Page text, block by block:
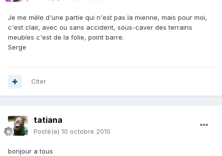
Je me mèle d'une partie qui n'est pas la mienne, mais pour moi,
c'est clair, avec ou sans accident, sous-caver des terrains
meubles c'est de la folie, point barre.
Serge
Citer
tatiana
Posté(e) 10 octobre 2010
bonjour a tous